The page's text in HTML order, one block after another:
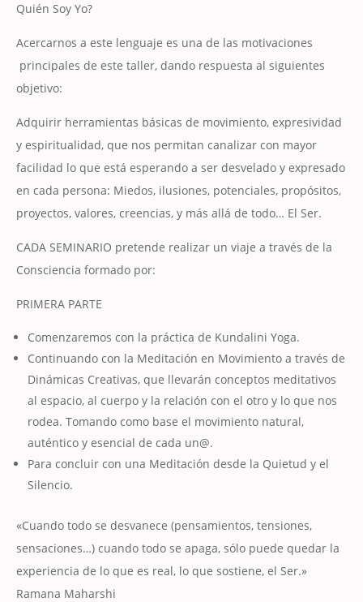
Quién Soy Yo?
Acercarnos a este lenguaje es una de las motivaciones
principales de este taller, dando respuesta al siguientes
objetivo:
Adquirir herramientas básicas de movimiento, expresividad
y espiritualidad, que nos permitan canalizar con mayor
facilidad lo que está esperando a ser desvelado y expresado
en cada persona: Miedos, ilusiones, potenciales, propósitos,
proyectos, valores, creencias, y más allá de todo… El Ser.
CADA SEMINARIO pretende realizar un viaje a través de la
Consciencia formado por:
PRIMERA PARTE
Comenzaremos con la práctica de Kundalini Yoga.
Continuando con la Meditación en Movimiento a través de
Dinámicas Creativas, que llevarán conceptos meditativos
al espacio, al cuerpo y la relación con el otro y lo que nos
rodea. Tomando como base el movimiento natural,
auténtico y esencial de cada un@.
Para concluir con una Meditación desde la Quietud y el
Silencio.
«Cuando todo se desvanece (pensamientos, tensiones,
sensaciones…) cuando todo se apaga, sólo puede quedar la
experiencia de lo que es real, lo que sostiene, el Ser.»
Ramana Maharshi